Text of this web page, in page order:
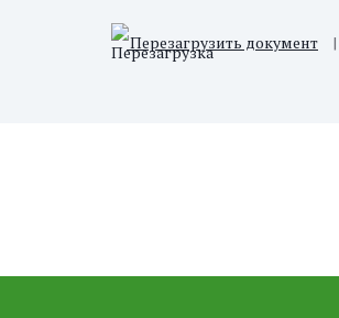
Перезагрузить документ |